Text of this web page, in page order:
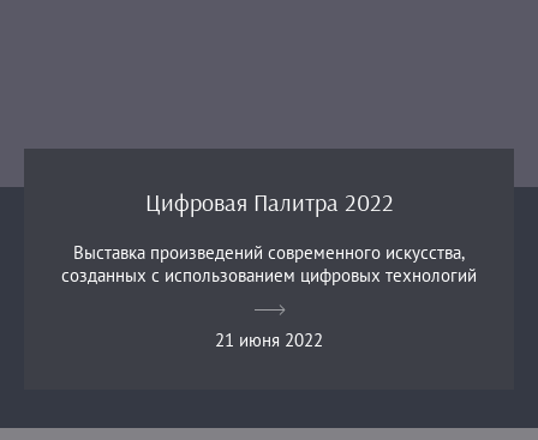
Цифровая Палитра 2022
Выставка произведений современного искусства,
созданных с использованием цифровых технологий
21 июня 2022